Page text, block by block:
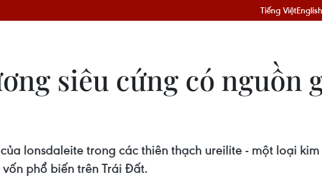
Tiếng ViệtEnglish
siêu cứng có nguồn
lonsdaleite trong các thiên thạch ureilite - một loại
phổ biến trên Trái Đất.